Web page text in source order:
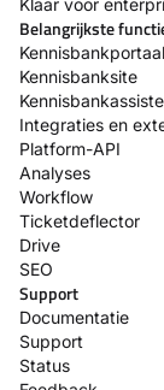
Klaar voor
Belangrijkste
Kennisbankportaal
Kennisbanksite
Integraties en
Platform-API
Analyses
Workflow
Ticketdeflector
Drive
SEO
Support
Documentatie
Support
Status